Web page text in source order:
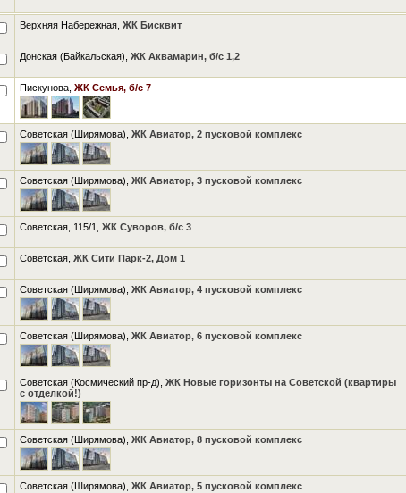
Верхняя Набережная, ЖК Бисквит
Донская (Байкальская), ЖК Аквамарин, б/с 1,2
Пискунова, ЖК Семья, б/с 7
Советская (Ширямова), ЖК Авиатор, 2 пусковой комплекс
Советская (Ширямова), ЖК Авиатор, 3 пусковой комплекс
Советская, 115/1, ЖК Суворов, б/с 3
Советская, ЖК Сити Парк-2, Дом 1
Советская (Ширямова), ЖК Авиатор, 4 пусковой комплекс
Советская (Ширямова), ЖК Авиатор, 6 пусковой комплекс
Советская (Космический пр-д), ЖК Новые горизонты на Советской (квартиры
с отделкой!)
Советская (Ширямова), ЖК Авиатор, 8 пусковой комплекс
Советская (Ширямова), ЖК Авиатор, 5 пусковой комплекс